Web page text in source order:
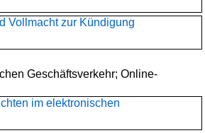
Vollmacht zur Kündigung
Geschäftsverkehr; Online-
im elektronischen